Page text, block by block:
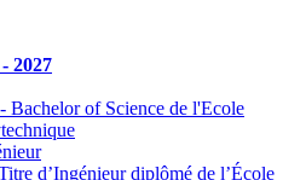
2027
Bachelor of Science de l'Ecole
d’Ingénieur diplômé de l’École